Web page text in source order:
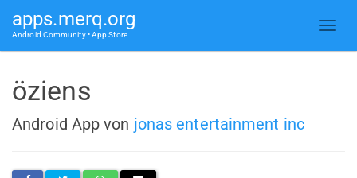
apps.merq.org
Android Community • App Store
öziens
Android App von jonas entertainment inc